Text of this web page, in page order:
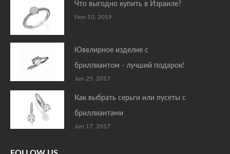
Что выгодно купить в Израиле?
Nov 10, 2019
Ювелирное изделие с
бриллиантом - лучший подарок!
Jun 25, 2017
Как выбрать серьги или пусеты с
бриллиантами
Jun 17, 2017